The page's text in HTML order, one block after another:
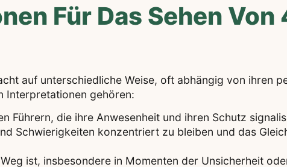
Für Das Sehen Von
auf unterschiedliche Weise, oft abhängig von ihren
Interpretationen gehören:
Führern, die ihre Anwesenheit und ihren Schutz
Schwierigkeiten konzentriert zu bleiben und das
ist, insbesondere in Momenten der Unsicherheit